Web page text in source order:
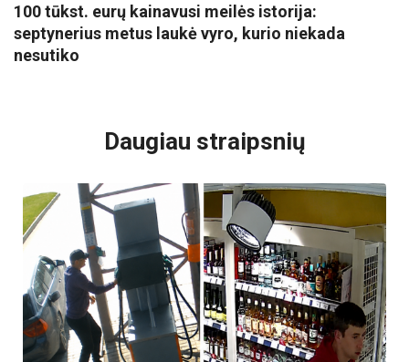
100 tūkst. eurų kainavusi meilės istorija:
septynerius metus laukė vyro, kurio niekada
nesutiko
Daugiau straipsnių